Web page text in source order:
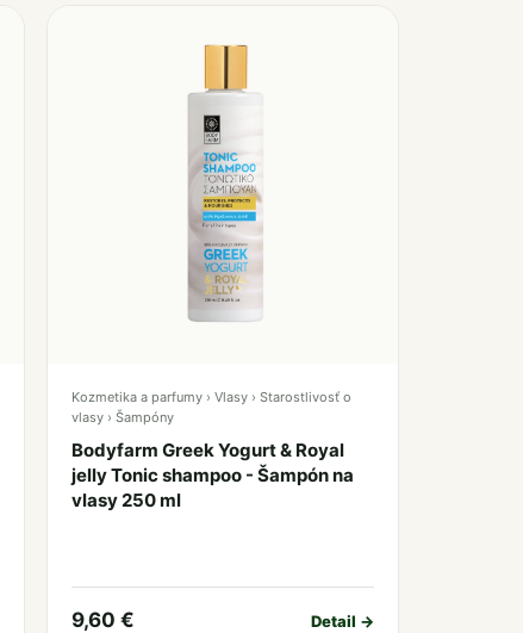
Kozmetika a parfumy › Vlasy › Starostlivosť o
vlasy › Šampóny
Bodyfarm Greek Yogurt & Royal
jelly Tonic shampoo - Šampón na
vlasy 250 ml
9,60 € Detail →